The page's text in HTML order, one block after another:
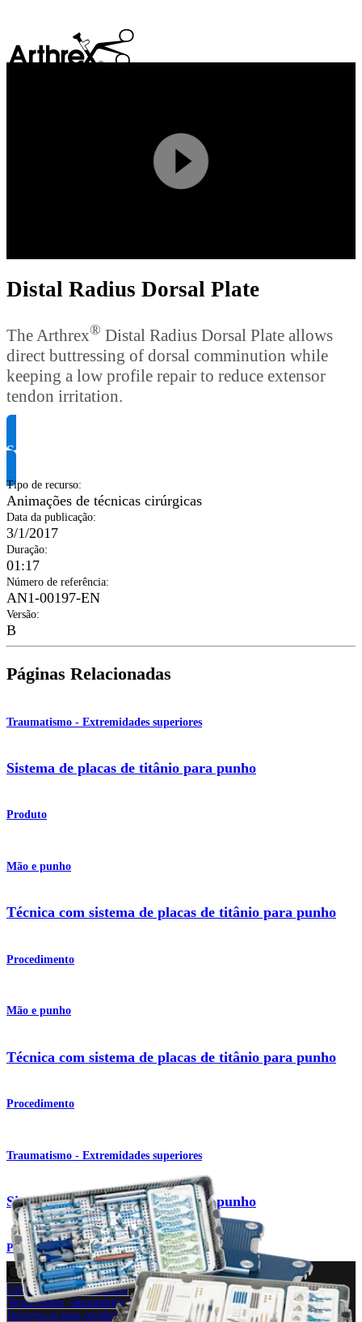
Play
Video
Distal Radius Dorsal Plate
The Arthrex® Distal Radius Dorsal Plate allows
direct buttressing of dorsal comminution while
keeping a low profile repair to reduce extensor
tendon irritation.
Solicite informação do produto
Tipo de recurso:
Animações de técnicas cirúrgicas
Data da publicação:
3/1/2017
Duração:
01:17
Número de referência:
AN1-00197-EN
Versão:
B
Páginas Relacionadas
Traumatismo - Extremidades superiores
Sistema de placas de titânio para punho
Produto
Mão e punho
Técnica com sistema de placas de titânio para punho
Procedimento
Mão e punho
Técnica com sistema de placas de titânio para punho
Procedimento
Traumatismo - Extremidades superiores
Sistema de placas de titânio para punho
Produto
Como podemos ajudar?
Contacte um representante
Veja eventos, laboratórios e oportunidades educacionais
Inscreva-se para receber: O que há de novo na Arthrex?